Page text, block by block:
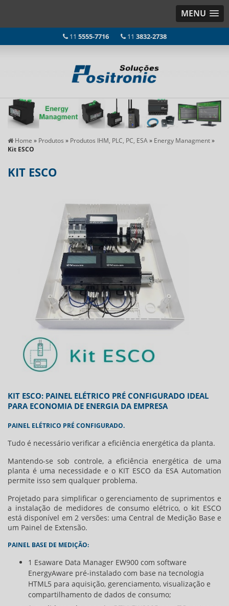
MENU
11 5555-7716 11 3832-2738
Home » Produtos » Produtos IHM, PLC, PC, ESA» Energy Managment»
Kit ESCO
KIT ESCO
KIT ESCO: PAINEL ELÉTRICO PRÉ CONFIGURADO IDEAL
PARA ECONOMIA DE ENERGIA DA EMPRESA
PAINEL ELÉTRICO PRÉ CONFIGURADO.
Tudo é necessário verificar a eficiência energética da planta.
Mantendo-se sob controle, a eficiência energética de uma
planta é uma necessidade e o KIT ESCO da ESA Automation
permite isso sem qualquer problema.
Projetado para simplificar o gerenciamento de suprimentos e
a instalação de medidores de consumo elétrico, o kit ESCO
está disponível em 2 versões: uma Central de Medição Base e
um Painel de Extensão.
PAINEL BASE DE MEDIÇÃO:
1 Esaware Data Manager EW900 com software
EnergyAware pré-instalado com base na tecnologia
HTML5 para aquisição, gerenciamento, visualização e
compartilhamento de dados de consumo;